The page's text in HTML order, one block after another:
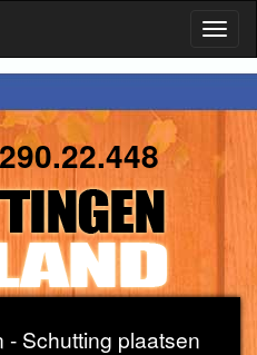
- Schutting plaatsen